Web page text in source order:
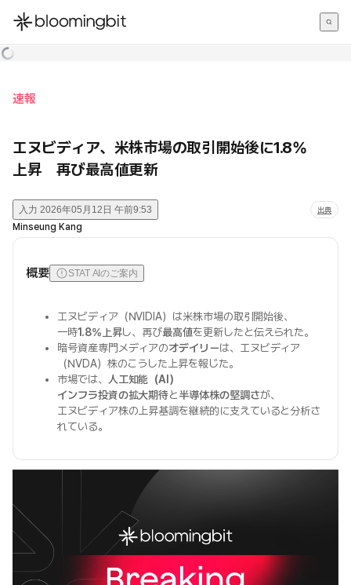
한국어
速報
エヌビディア、米株市場の取引開始後に1.8%
上昇 再び最高値更新
入力 2026年05月12日 午前9:53 出典
Minseung Kang
概要 STAT AIのご案内
エヌビディア（NVIDIA）は米株市場の取引開始後、
一時1.8%上昇し、再び最高値を更新したと伝えられた。
暗号資産専門メディアのオデイリーは、エヌビディア
（NVDA）株のこうした上昇を報じた。
市場では、
人工知能（AI）
インフラ投資の拡大期待と半導体株の堅調さが、
エヌビディア株の上昇基調を継続的に支えていると分析さ
れている。